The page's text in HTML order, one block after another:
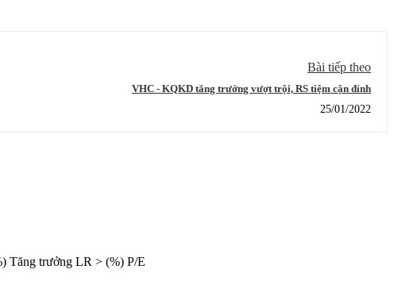
Bài tiếp theo
VHC - KQKD tăng trưởng vượt trội, RS tiệm cận đỉnh
25/01/2022
Tăng trưởng LR > (%) P/E